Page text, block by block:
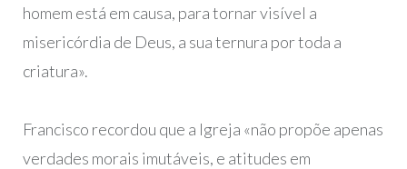
homem está em causa, para tornar visível a
misericórdia de Deus, a sua ternura por toda a
criatura».
Francisco recordou que a Igreja «não propõe apenas
verdades morais imutáveis, e atitudes em